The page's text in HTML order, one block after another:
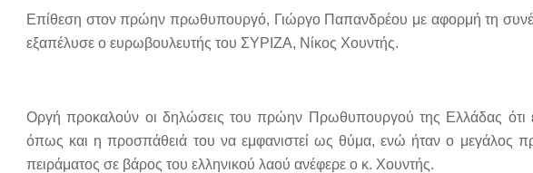
Επίθεση στον πρώην πρωθυπουργό, Γιώργο Παπανδρέου με αφορμή τη
εξαπέλυσε ο ευρωβουλευτής του ΣΥΡΙΖΑ, Νίκος Χουντής.
Οργή προκαλούν οι δηλώσεις του πρώην Πρωθυπουργού της Ελλάδας ότι
όπως και η προσπάθειά του να εμφανιστεί ως θύμα, ενώ ήταν ο μεγάλος
πειράματος σε βάρος του ελληνικού λαού ανέφερε ο κ. Χουντής.